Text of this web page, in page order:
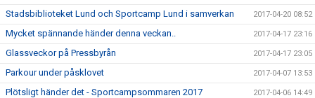
Stadsbiblioteket Lund och Sportcamp Lund i samverkan 2017-04-20 08:52
Mycket spännande händer denna veckan.. 2017-04-17 23:16
Glassveckor på Pressbyrån 2017-04-17 23:05
Parkour under påsklovet 2017-04-07 13:53
Plötsligt händer det - Sportcampsommaren 2017 2017-04-06 14:49